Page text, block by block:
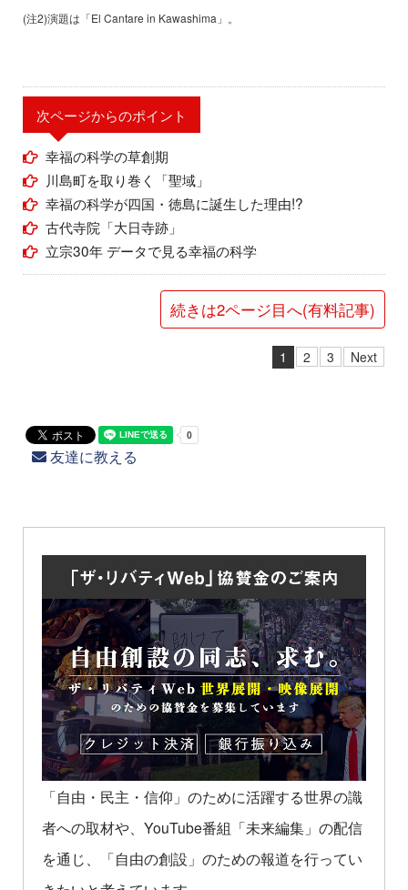
(注2)演題は「El Cantare in Kawashima」。
次ページからのポイント
幸福の科学の草創期
川島町を取り巻く「聖域」
幸福の科学が四国・徳島に誕生した理由!?
古代寺院「大日寺跡」
立宗30年 データで見る幸福の科学
続きは2ページ目へ(有料記事)
1 2 3 Next
友達に教える
「自由・民主・信仰」のために活躍する世界の識
者への取材や、YouTube番組「未来編集」の配信
を通じ、「自由の創設」のための報道を行ってい